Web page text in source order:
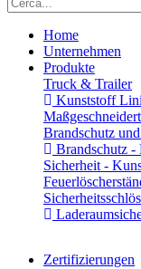
Home
Unternehmen
Produkte
Truck & Trailer
Kunststoff
Brandschutz
Brandschutz
Sicherheit -
Zertifizierungen